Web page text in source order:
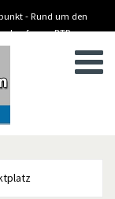
- Rund um den
BTP -